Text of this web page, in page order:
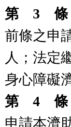
第 3 條
前條之申
人；法定
身心障礙
第 4 條
申請本濟